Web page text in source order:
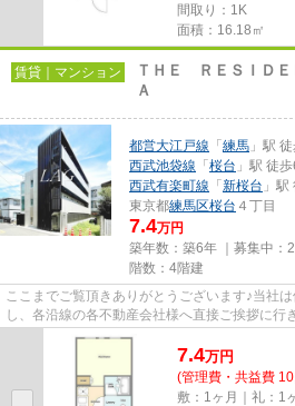
間取り：1K
面積：16.18㎡
賃貸｜マンション
ＴＨＥ ＲＥＳＩＤ
Ａ
都営大江戸線 「 練馬 」駅
西武池袋線 「 桜台 」駅 徒
西武有楽町線 「 新桜台 」
東京都練馬区桜台 ４丁目
7.4万円
築年数：築6年 ｜募集中：
階数：4階建
ここまでご覧頂きありがとうございます♪当社
し、各沿線の各不動産会社様へ直接ご挨拶に行
しております！最新の情報は...
7.4万円
(管理費・共益費
敷：1ヶ月｜礼：1